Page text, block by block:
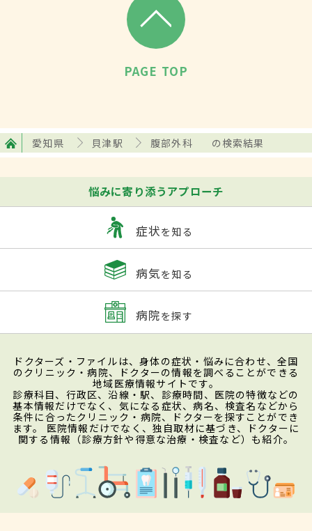
PAGE TOP
愛知県 貝津駅 腹部外科 の検索結果
悩みに寄り添うアプローチ
症状を知る
病気を知る
病院を探す
ドクターズ・ファイルは、身体の症状・悩みに合わせ、全国
のクリニック・病院、ドクターの情報を調べることができる
地域医療情報サイトです。
診療科目、行政区、沿線・駅、診療時間、医院の特徴などの
基本情報だけでなく、気になる症状、病名、検査名などから
条件に合ったクリニック・病院、ドクターを探すことができ
ます。 医院情報だけでなく、独自取材に基づき、ドクターに
関する情報（診療方針や得意な治療・検査など）も紹介。